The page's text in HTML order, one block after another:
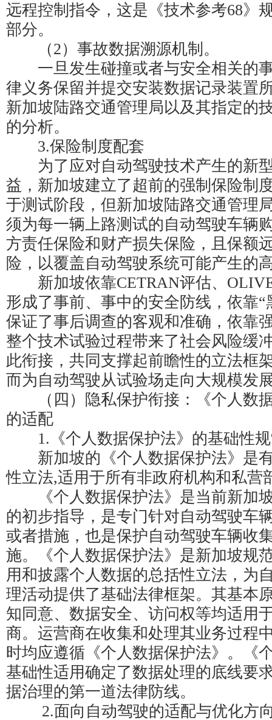
远程控制指令，这是《技术参考68》
部分。
（2）事故数据溯源机制。
一旦发生碰撞或者与安全相关的
律义务保留并提交安装数据记录装置
新加坡陆路交通管理局以及其指定的
的分析。
3.保险制度配套
为了应对自动驾驶技术产生的新
益，新加坡建立了超前的强制保险制
于测试阶段，但新加坡陆路交通管理
须为每一辆上路测试的自动驾驶车辆
方责任保险和财产损失保险，且保额
险，以覆盖自动驾驶系统可能产生的
新加坡依靠CETRAN评估、
形成了事前、事中的安全防线，依靠“
保证了事后调查的客观和准确，依靠
整个技术试验过程带来了社会风险缓
此衔接，共同支撑起前瞻性的立法框
而为自动驾驶从试验场走向大规模发
（四）隐私保护衔接：《个人数据
的适配
1.《个人数据保护法》的基础性规
新加坡的《个人数据保护法》是
性立法,适用于所有非政府机构和私营
《个人数据保护法》是当前新加
的初步指导，是专门针对自动驾驶车
或者措施，也是保护自动驾驶车辆收
施。《个人数据保护法》是新加坡规
用和披露个人数据的总括性立法，为
理活动提供了基础法律框架。其基本
知同意、数据安全、访问权等均适用
商。运营商在收集和处理其业务过程
时均应遵循《个人数据保护法》。《
基础性适用确定了数据处理的底线要
据治理的第一道法律防线。
2.面向自动驾驶的适配与优化方